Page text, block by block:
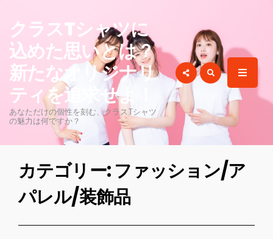
クラスTシャツに
込めた思いとは？
新たなオリジナリ
ティを追求せよ！
あなただけの個性を刻む、クラスTシャツ
の魅力は何ですか？
カテゴリー: ファッション/ア
パレル/装飾品